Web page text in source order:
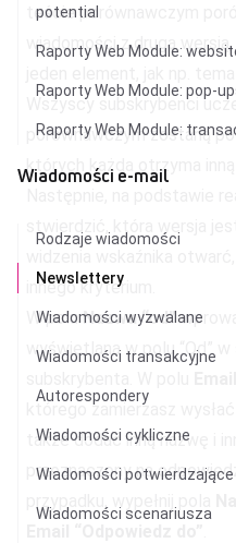
potential
Raporty Web Module:
Raporty Web Module: pop-
Raporty Web Module:
Wiadomości e-mail
Rodzaje wiadomości
Newslettery
Wiadomości wyzwalane
Wiadomości transakcyjne
Autorespondery
Wiadomości cykliczne
Wiadomości potwierdzające
Wiadomości scenariusza
teście porównawczym
wiadomości z drugą
jeden element, jak np.
Wszyscy subskrybenci
porównawczym zostaną
których każda otrzyma
Następnie, na podstawie
stwierdzić, która wersja
widzenia wskaźnika
innego kryterium.
W poluNazwa “od”
wyświetlana w polu “Od”
którego zamierzasz
także dodać inną nazwę i
przeznaczony na